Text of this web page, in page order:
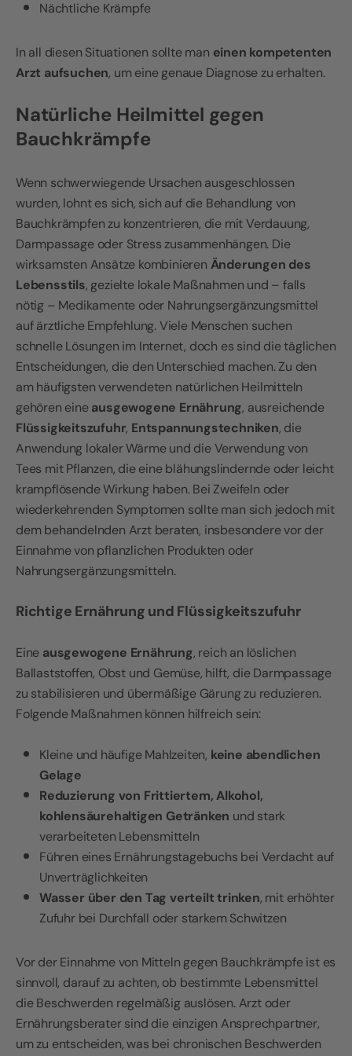
Nächtliche Krämpfe
In all diesen Situationen sollte man einen kompetenten
Arzt aufsuchen, um eine genaue Diagnose zu erhalten.
Natürliche Heilmittel gegen
Bauchkrämpfe
Wenn schwerwiegende Ursachen ausgeschlossen
wurden, lohnt es sich, sich auf die Behandlung von
Bauchkrämpfen zu konzentrieren, die mit Verdauung,
Darmpassage oder Stress zusammenhängen. Die
wirksamsten Ansätze kombinieren Änderungen des
Lebensstils, gezielte lokale Maßnahmen und – falls
nötig – Medikamente oder Nahrungsergänzungsmittel
auf ärztliche Empfehlung. Viele Menschen suchen
schnelle Lösungen im Internet, doch es sind die täglichen
Entscheidungen, die den Unterschied machen. Zu den
am häufigsten verwendeten natürlichen Heilmitteln
gehören eineausgewogene Ernährung, ausreichende
Flüssigkeitszufuhr, Entspannungstechniken, die
Anwendung lokaler Wärme und die Verwendung von
Tees mit Pflanzen, die eine blähungslindernde oder leicht
krampflösende Wirkung haben. Bei Zweifeln oder
wiederkehrenden Symptomen sollte man sich jedoch mit
dem behandelnden Arzt beraten, insbesondere vor der
Einnahme von pflanzlichen Produkten oder
Nahrungsergänzungsmitteln.
Richtige Ernährung und Flüssigkeitszufuhr
Eine ausgewogene Ernährung, reich an löslichen
Ballaststoffen, Obst und Gemüse, hilft, die Darmpassage
zu stabilisieren und übermäßige Gärung zu reduzieren.
Folgende Maßnahmen können hilfreich sein:
Kleine und häufige Mahlzeiten, keine abendlichen
Gelage
Reduzierung von Frittiertem, Alkohol,
kohlensäurehaltigen Getränken und stark
verarbeiteten Lebensmitteln
Führen eines Ernährungstagebuchs bei Verdacht auf
Unverträglichkeiten
Wasser über den Tag verteilt trinken, mit erhöhter
Zufuhr bei Durchfall oder starkem Schwitzen
Vor der Einnahme von Mitteln gegen Bauchkrämpfe ist es
sinnvoll, darauf zu achten, ob bestimmte Lebensmittel
die Beschwerden regelmäßig auslösen. Arzt oder
Ernährungsberater sind die einzigen Ansprechpartner,
um zu entscheiden, was bei chronischen Beschwerden